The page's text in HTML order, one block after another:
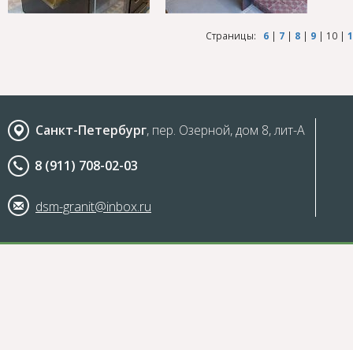
Страницы: 6 | 7 | 8 | 9 | 10 |
Санкт-Петербург, пер. Озерной, дом 8, лит-А
8 (911) 708-02-03
dsm-granit@inbox.ru